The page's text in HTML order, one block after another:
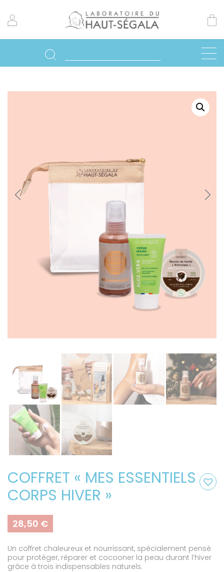
Previo
Next
COFFRET « MES ESSENTIELS
CORPS HIVER »
28,50 €
Un coffret chaleureux et nourrissant, spécialement pensé
pour protéger, réparer et cocooner la peau durant l’hiver
grâce à trois indispensables naturels.